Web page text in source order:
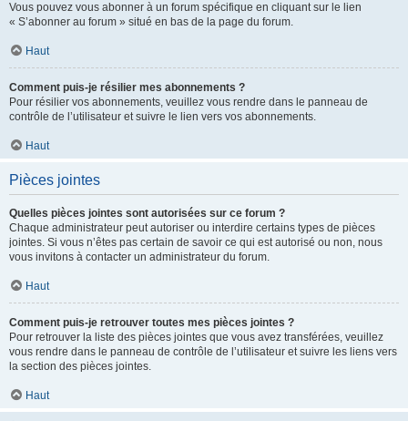
Vous pouvez vous abonner à un forum spécifique en cliquant sur le lien
« S’abonner au forum » situé en bas de la page du forum.
Haut
Comment puis-je résilier mes abonnements ?
Pour résilier vos abonnements, veuillez vous rendre dans le panneau de
contrôle de l’utilisateur et suivre le lien vers vos abonnements.
Haut
Pièces jointes
Quelles pièces jointes sont autorisées sur ce forum ?
Chaque administrateur peut autoriser ou interdire certains types de pièces
jointes. Si vous n’êtes pas certain de savoir ce qui est autorisé ou non, nous
vous invitons à contacter un administrateur du forum.
Haut
Comment puis-je retrouver toutes mes pièces jointes ?
Pour retrouver la liste des pièces jointes que vous avez transférées, veuillez
vous rendre dans le panneau de contrôle de l’utilisateur et suivre les liens vers
la section des pièces jointes.
Haut